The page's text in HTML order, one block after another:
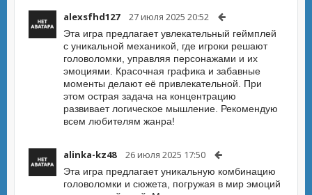
alexsfhd127 27 июля 2025 20:52
Эта игра предлагает увлекательный геймплей
с уникальной механикой, где игроки решают
головоломки, управляя персонажами и их
эмоциями. Красочная графика и забавные
моменты делают её привлекательной. При
этом острая задача на концентрацию
развивает логическое мышление. Рекомендую
всем любителям жанра!
alinka-kz48 26 июля 2025 17:50
Эта игра предлагает уникальную комбинацию
головоломки и сюжета, погружая в мир эмоций